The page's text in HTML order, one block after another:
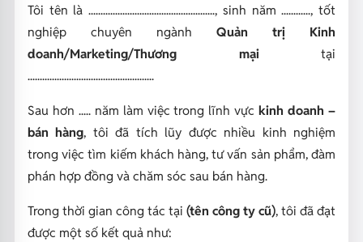
Tôi tên là ...................................................., sinh năm ............, tốt
nghiệp chuyên ngànhQuản trị Kinh
doanh/Marketing/Thương mạitại
....................................................
Sau hơn ..... năm làm việc trong lĩnh vựckinh doanh –
bán hàng, tôi đã tích lũy được nhiều kinh nghiệm
trong việc tìm kiếm khách hàng, tư vấn sản phẩm, đàm
phán hợp đồng và chăm sóc sau bán hàng.
Trong thời gian công tác tại (tên công ty cũ), tôi đã đạt
được một số kết quả như: